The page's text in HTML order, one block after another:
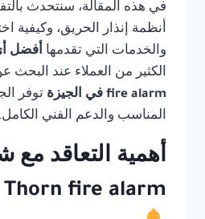
في هذه المقالة، سنتحدث
أنظمة إنذار الحريق، وكيفية
والخدمات التي تقدمها أفضل
الكثير من العملاء عند البحث
fire alarm في الجيزة
توفر
المناسب والدعم الفني الكامل.
أهمية التعاقد مع
Thorn fire alarm في الجيزة